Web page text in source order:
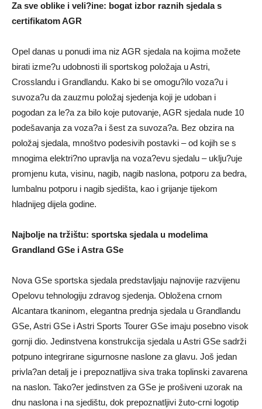
Za sve oblike i veli?ine: bogat izbor raznih sjedala s
certifikatom AGR
Opel danas u ponudi ima niz AGR sjedala na kojima možete
birati izme?u udobnosti ili sportskog položaja u Astri,
Crosslandu i Grandlandu. Kako bi se omogu?ilo voza?u i
suvoza?u da zauzmu položaj sjedenja koji je udoban i
pogodan za le?a za bilo koje putovanje, AGR sjedala nude 10
podešavanja za voza?a i šest za suvoza?a. Bez obzira na
položaj sjedala, mnoštvo podesivih postavki – od kojih se s
mnogima elektri?no upravlja na voza?evu sjedalu – uklju?uje
promjenu kuta, visinu, nagib, nagib naslona, potporu za bedra,
lumbalnu potporu i nagib sjedišta, kao i grijanje tijekom
hladnijeg dijela godine.
Najbolje na tržištu: sportska sjedala u modelima
Grandland GSe i Astra GSe
Nova GSe sportska sjedala predstavljaju najnovije razvijenu
Opelovu tehnologiju zdravog sjedenja. Obložena crnom
Alcantara tkaninom, elegantna prednja sjedala u Grandlandu
GSe, Astri GSe i Astri Sports Tourer GSe imaju posebno visok
gornji dio. Jedinstvena konstrukcija sjedala u Astri GSe sadrži
potpuno integrirane sigurnosne naslone za glavu. Još jedan
privla?an detalj je i prepoznatljiva siva traka toplinski zavarena
na naslon. Tako?er jedinstven za GSe je prošiveni uzorak na
dnu naslona i na sjedištu, dok prepoznatljivi žuto-crni logotip